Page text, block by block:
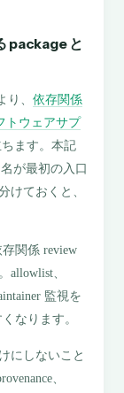
package と
り、依存関係
トウェアサプ
ます。本記
が最初の入口
けておくと、
関係 review
allowlist、
監視を
なります。
にしないこと
、